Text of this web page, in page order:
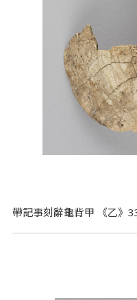
帶記事刻辭龜背甲 《乙》